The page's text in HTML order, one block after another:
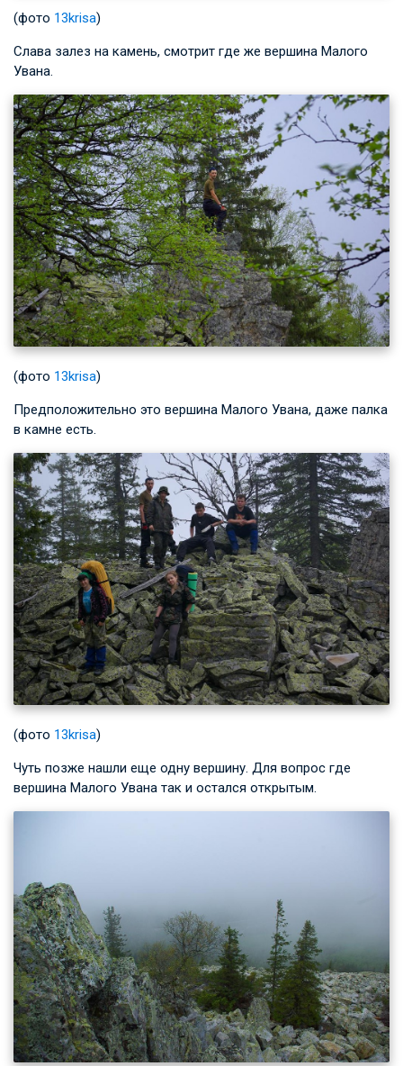
(фото 13krisa)
Слава залез на камень, смотрит где же вершина Малого
Увана.
(фото 13krisa)
Предположительно это вершина Малого Увана, даже палка
в камне есть.
(фото 13krisa)
Чуть позже нашли еще одну вершину. Для вопрос где
вершина Малого Увана так и остался открытым.